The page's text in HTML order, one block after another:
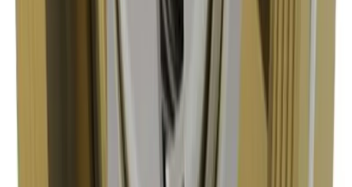
Vanliga frågor
om AWS AL2075
Discobackventil 80 PN16 Mässing
Metalltätad - RSK 947357
Hitta svar på de vanligaste frågorna om denna produkt
Vad är AWS AL2075 Discobackventil 80 PN16
och vad används den till?